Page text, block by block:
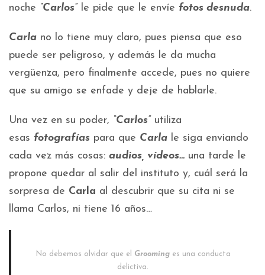
noche “Carlos” le pide que le envíe fotos desnuda.
Carla no lo tiene muy claro, pues piensa que eso
puede ser peligroso, y además le da mucha
vergüenza, pero finalmente accede, pues no quiere
que su amigo se enfade y deje de hablarle.
Una vez en su poder, “Carlos” utiliza
esas fotografías para que Carla le siga enviando
cada vez más cosas: audios, vídeos… una tarde le
propone quedar al salir del instituto y, cuál será la
sorpresa de Carla al descubrir que su cita ni se
llama Carlos, ni tiene 16 años…
No debemos olvidar que el Groominges una conducta
delictiva.